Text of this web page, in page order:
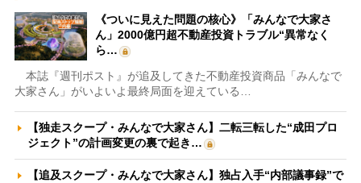
《ついに見えた問題の核心》「みんなで大家さ
ん」2000億円超不動産投資トラブル“異常なく
ら…
本誌『週刊ポスト』が追及してきた不動産投資商品「みんなで
大家さん」がいよいよ最終局面を迎えている…
【独走スクープ・みんなで大家さん】二転三転した“成田プロ
ジェクト”の計画変更の裏で起き…
【追及スクープ・みんなで大家さん】独占入手“内部議事録”で